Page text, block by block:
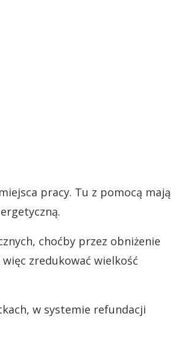
pracy. Tu z pomocą mają
choćby przez obniżenie
zredukować wielkość
w systemie refundacji